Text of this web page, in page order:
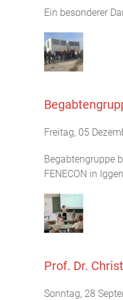
Ein besonderer
Freitag, 05
Begabtengruppe
FENECON in
Prof. Dr.
Sonntag, 28